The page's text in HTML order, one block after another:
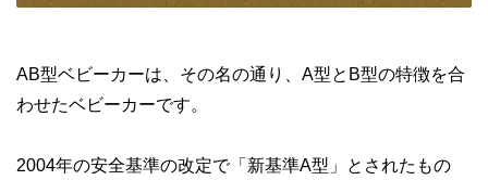
AB型ベビーカーは、その名の通り、A型とB型の特徴を合
わせたベビーカーです。
2004年の安全基準の改定で「新基準A型」とされたもの